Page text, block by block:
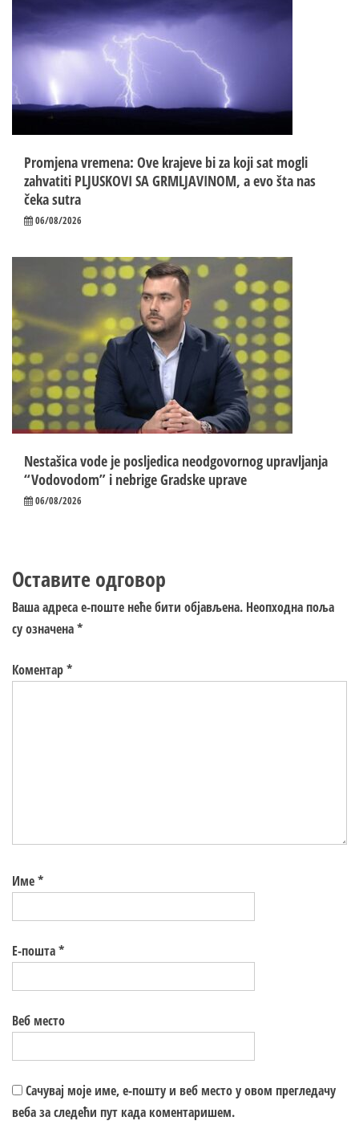
Promjena vremena: Ove krajeve bi za koji sat mogli
zahvatiti PLJUSKOVI SA GRMLJAVINOM, a evo šta nas
čeka sutra
06/08/2026
Nestašica vode je posljedica neodgovornog upravljanja
“Vodovodom” i nebrige Gradske uprave
06/08/2026
Оставите одговор
Ваша адреса е-поште неће бити објављена. Неопходна поља
су означена*
Коментар*
Име*
Е-пошта*
Веб место
Сачувај моје име, е-пошту и веб место у овом прегледачу
веба за следећи пут када коментаришем.